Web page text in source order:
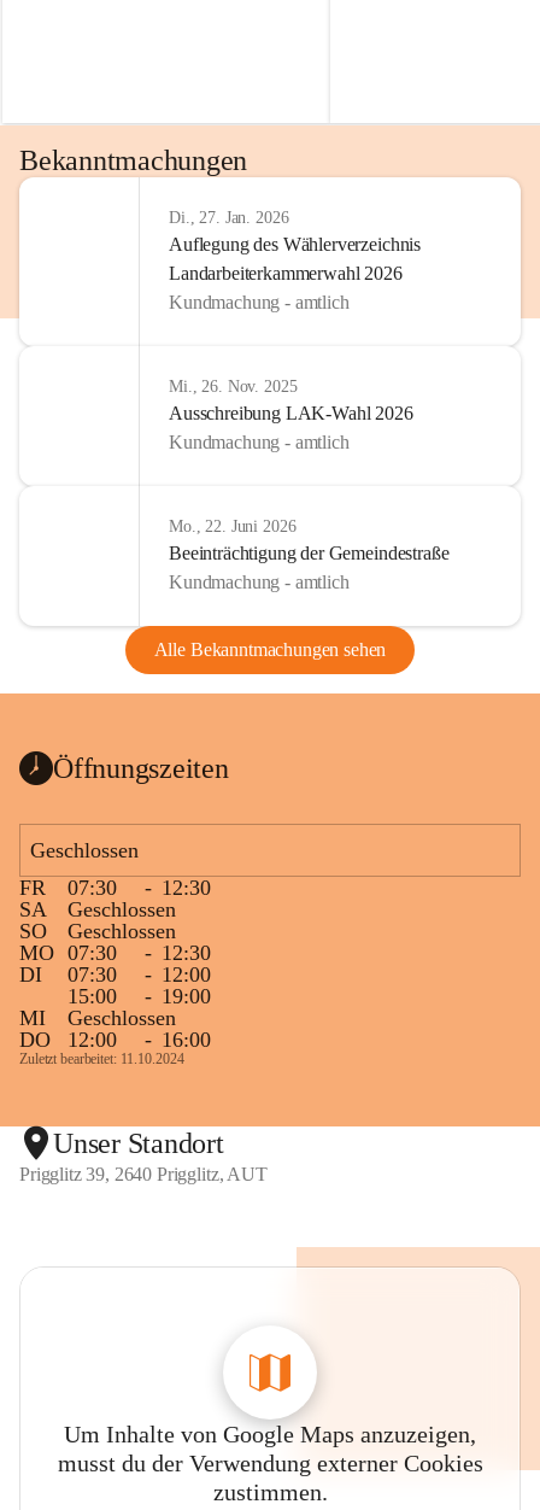
Bekanntmachungen
Di., 27. Jan. 2026
Auflegung des Wählerverzeichnis
Landarbeiterkammerwahl 2026
Kundmachung - amtlich
Mi., 26. Nov. 2025
Ausschreibung LAK-Wahl 2026
Kundmachung - amtlich
Mo., 22. Juni 2026
Beeinträchtigung der Gemeindestraße
Kundmachung - amtlich
Alle Bekanntmachungen sehen
Öffnungszeiten
Geschlossen
FR
07:30 - 12:30
SA
Geschlossen
SO
Geschlossen
MO 07:30 - 12:30
DI
07:30 - 12:00
15:00
- 19:00
MI
Geschlossen
DO
12:00 - 16:00
Zuletzt bearbeitet: 11.10.2024
Unser Standort
Prigglitz 39, 2640 Prigglitz, AUT
Um Inhalte von Google Maps anzuzeigen,
musst du der Verwendung externer Cookies
zustimmen.